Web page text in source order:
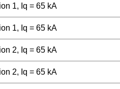
1, Iq = 65 kA
1, Iq = 65 kA
2, Iq = 65 kA
2, Iq = 65 kA